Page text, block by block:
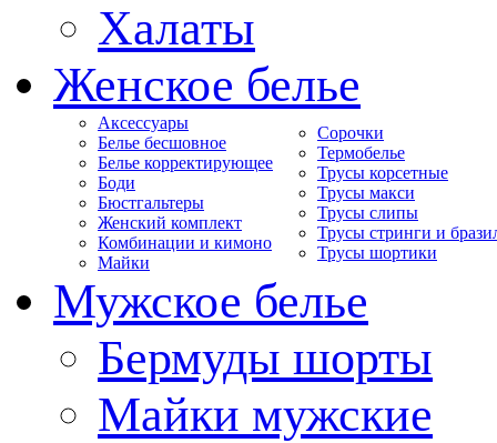
Халаты
Женское белье
Аксессуары
Белье бесшовное
Белье корректирующее
Боди
Бюстгальтеры
Женский комплект
Комбинации и кимоно
Майки
Сорочки
Термобелье
Трусы корсетные
Трусы макси
Трусы слипы
Трусы стринги и
Трусы шортики
Мужское белье
Бермуды шорты
Майки мужские